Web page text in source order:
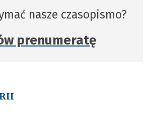
nasze czasopismo?
prenumeratę